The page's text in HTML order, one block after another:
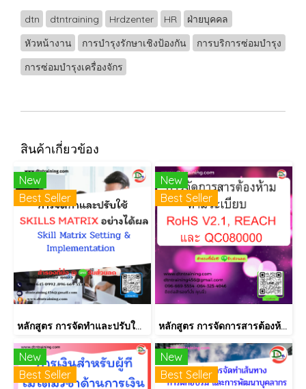
dtn dtntraining Hrdzenter HR
ฝ่ายบุคคล
หัวหน้างาน
การบำรุงรักษาเชิงป้องกัน
การบริการซ่อมบำรุง
การซ่อมบำรุงเครื่องจักร
สินค้าเกี่ยวข้อง
New
Best Seller
หลักสูตร การจัดทำและปรับใช้ SKILLS MATRIX อย่างได้ผล Skill Matrix Setting & Implementation
New
Best Seller
หลักสูตร การจัดการสารต้องห้ามตามระเบียบ RoHS V2.1, REACH และ QC080000
New
Best Seller
New
Best Seller